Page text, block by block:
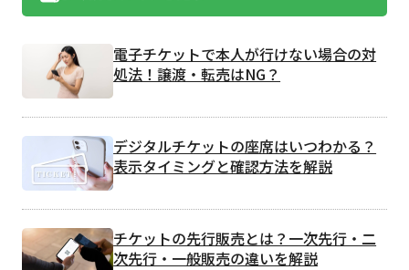
電子チケットで本人が行けない場合の対
処法！譲渡・転売はNG？
デジタルチケットの座席はいつわかる？
表示タイミングと確認方法を解説
チケットの先行販売とは？一次先行・二
次先行・一般販売の違いを解説